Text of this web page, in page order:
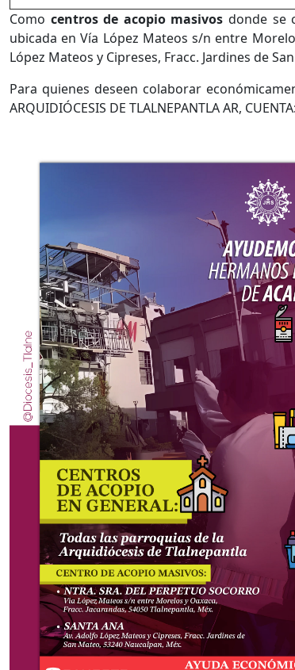
Como centros de acopio masivos donde se
ubicada en Vía López Mateos s/n entre
López Mateos y Cipreses, Fracc. Jardines de
Para quienes deseen colaborar
ARQUIDIÓCESIS DE TLALNEPANTLA AR,